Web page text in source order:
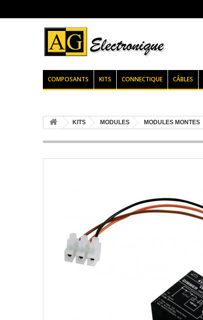
COMPOSANTS KITS CONNECTIQUE CÂBLES
KITS MODULES MODULES MONTES